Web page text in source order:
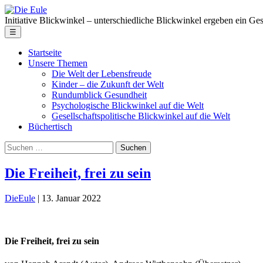
Skip
to
the
content
Die
Eule
Initiative Blickwinkel – unterschiedliche Blickwinkel ergeben ein
☰
Startseite
Unsere Themen
Die Welt der Lebensfreude
Kinder – die Zukunft der Welt
Rundumblick Gesundheit
Psychologische Blickwinkel auf die Welt
Gesellschaftspolitische Blickwinkel auf die Welt
Büchertisch
Suche
nach:
Die Freiheit, frei zu sein
DieEule | 13. Januar 2022
Die Freiheit, frei zu sein